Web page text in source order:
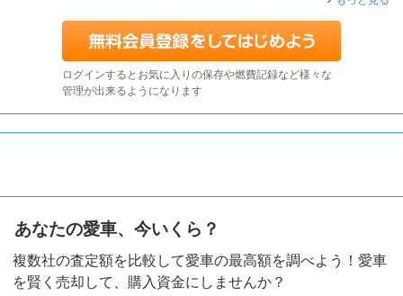
ログインするとお気に入りの保存や燃費記録など様々な
管理が出来るようになります
あなたの愛車、今いくら？
複数社の査定額を比較して愛車の最高額を調べよう！愛車
を賢く売却して、購入資金にしませんか？